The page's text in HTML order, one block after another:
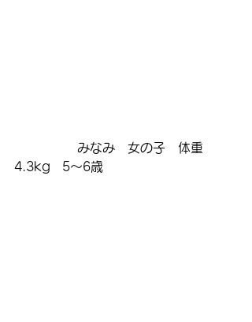
みなみ　女の子　体重
4.3kg   5～6歳